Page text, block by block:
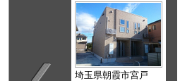
埼玉県朝霞市宮戸